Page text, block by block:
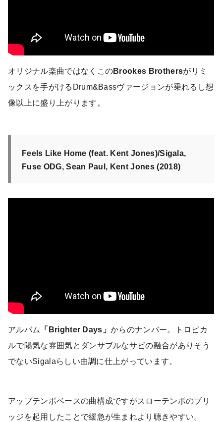
オリジナル楽曲ではなくこのBrookes Brothersがリミ
ックスを手がけるDrum&Bassヴァージョンが乗れるし想
像以上に盛り上がります。
Feels Like Home (feat. Kent Jones)/Sigala,
Fuse ODG, Sean Paul, Kent Jones (2018)
アルバム 「Brighter Days」からのナンバー。トロピカ
ルで陽気な雰囲気とダンサブルなサビの融合がありそう
でないSigalaらしい曲調に仕上がっています。
アップテンポベースの曲構成ですがスローテンポのブリ
ッジを起用したことで緩急が生まれより聴きやすい。